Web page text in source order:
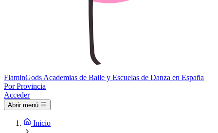
FlaminGods Academias de Baile y Escuelas de Danza en España
Por Provincia
Acceder
Abrir menú
Inicio